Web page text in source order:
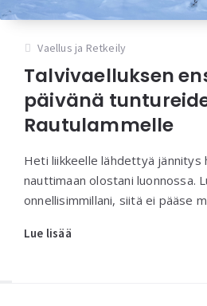
Vaellus ja Retkeily
Talvivaelluksen
päivänä
Rautulammelle
Heti liikkeelle lähdettyä jännitys
nauttimaan olostani luonnossa.
onnellisimmillani, siitä ei pääse
Lue lisää